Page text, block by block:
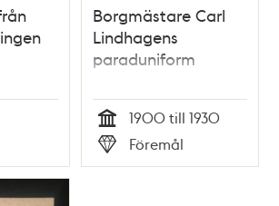
Borgmästare Carl
Lindhagens
paraduniform
Tid
1900 till 1930
Typ
Föremål